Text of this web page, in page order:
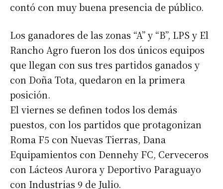
contó con muy buena presencia de público.
Los ganadores de las zonas “A” y “B”, LPS y El
Rancho Agro fueron los dos únicos equipos
que llegan con sus tres partidos ganados y
con Doña Tota, quedaron en la primera
posición.
El viernes se definen todos los demás
puestos, con los partidos que protagonizan
Roma F5 con Nuevas Tierras, Dana
Equipamientos con Dennehy FC, Cerveceros
con Lácteos Aurora y Deportivo Paraguayo
con Industrias 9 de Julio.